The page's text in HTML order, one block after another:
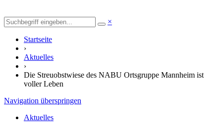
×
Startseite
›
Aktuelles
›
Die Streuobstwiese des NABU Ortsgruppe Mannheim ist
voller Leben
Navigation überspringen
Aktuelles